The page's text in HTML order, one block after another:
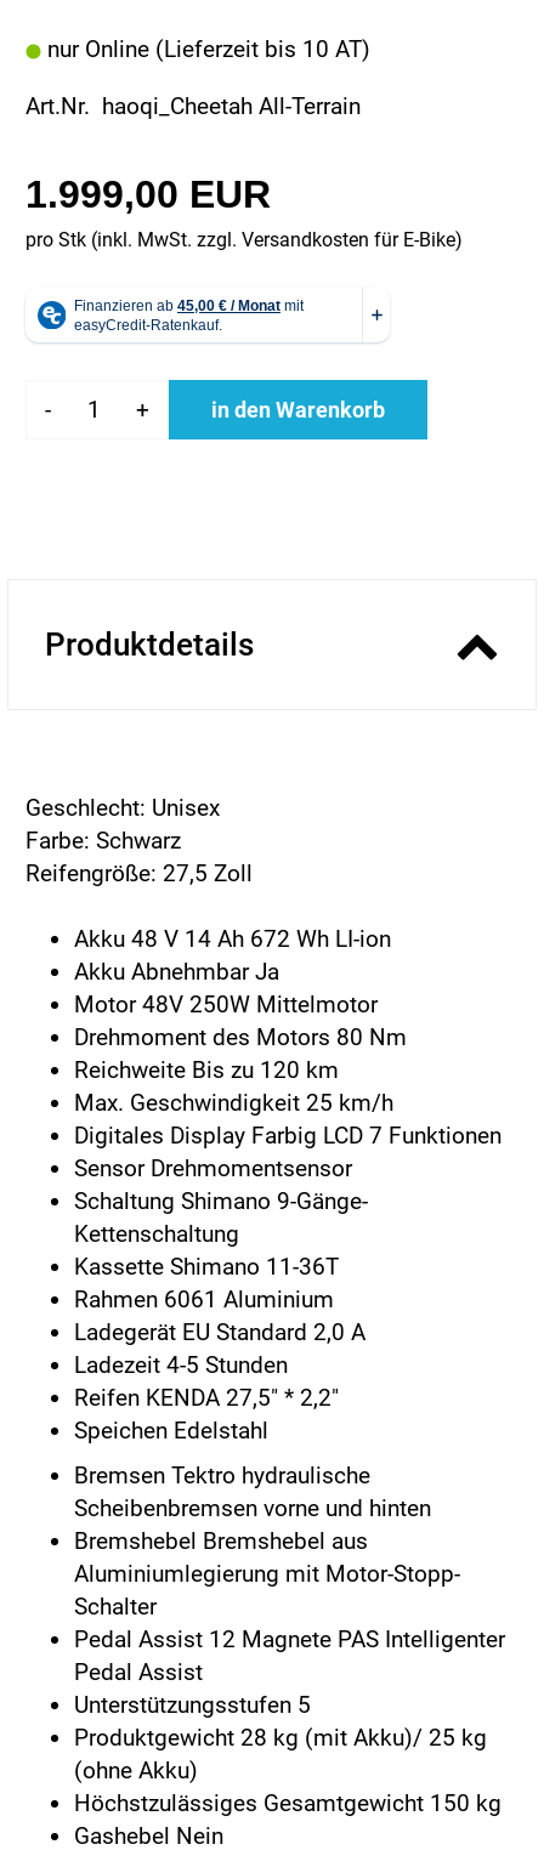
nur Online (Lieferzeit bis 10 AT)
Art.Nr. haoqi_Cheetah All-Terrain
1.999,00 EUR
pro Stk (inkl. MwSt. zzgl. Versandkosten für E-Bike)
- + in den Warenkorb
Produktdetails
Geschlecht: Unisex
Farbe: Schwarz
Reifengröße: 27,5 Zoll
Akku 48 V 14 Ah 672 Wh LI-ion
Akku Abnehmbar Ja
Motor 48V 250W Mittelmotor
Drehmoment des Motors 80 Nm
Reichweite Bis zu 120 km
Max. Geschwindigkeit 25 km/h
Digitales Display Farbig LCD 7 Funktionen
Sensor Drehmomentsensor
Schaltung Shimano 9-Gänge-
Kettenschaltung
Kassette Shimano 11-36T
Rahmen 6061 Aluminium
Ladegerät EU Standard 2,0 A
Ladezeit 4-5 Stunden
Reifen KENDA 27,5" * 2,2"
Speichen Edelstahl
Bremsen Tektro hydraulische
Scheibenbremsen vorne und hinten
Bremshebel Bremshebel aus
Aluminiumlegierung mit Motor-Stopp-
Schalter
Pedal Assist 12 Magnete PAS Intelligenter
Pedal Assist
Unterstützungsstufen 5
Produktgewicht 28 kg (mit Akku)/ 25 kg
(ohne Akku)
Höchstzulässiges Gesamtgewicht 150 kg
Gashebel Nein